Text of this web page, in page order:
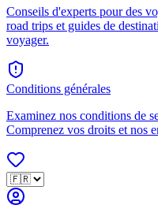
Conseils d'experts pour des
road trips et guides de
voyager.
Conditions générales
Examinez nos conditions de
Comprenez vos droits et nos